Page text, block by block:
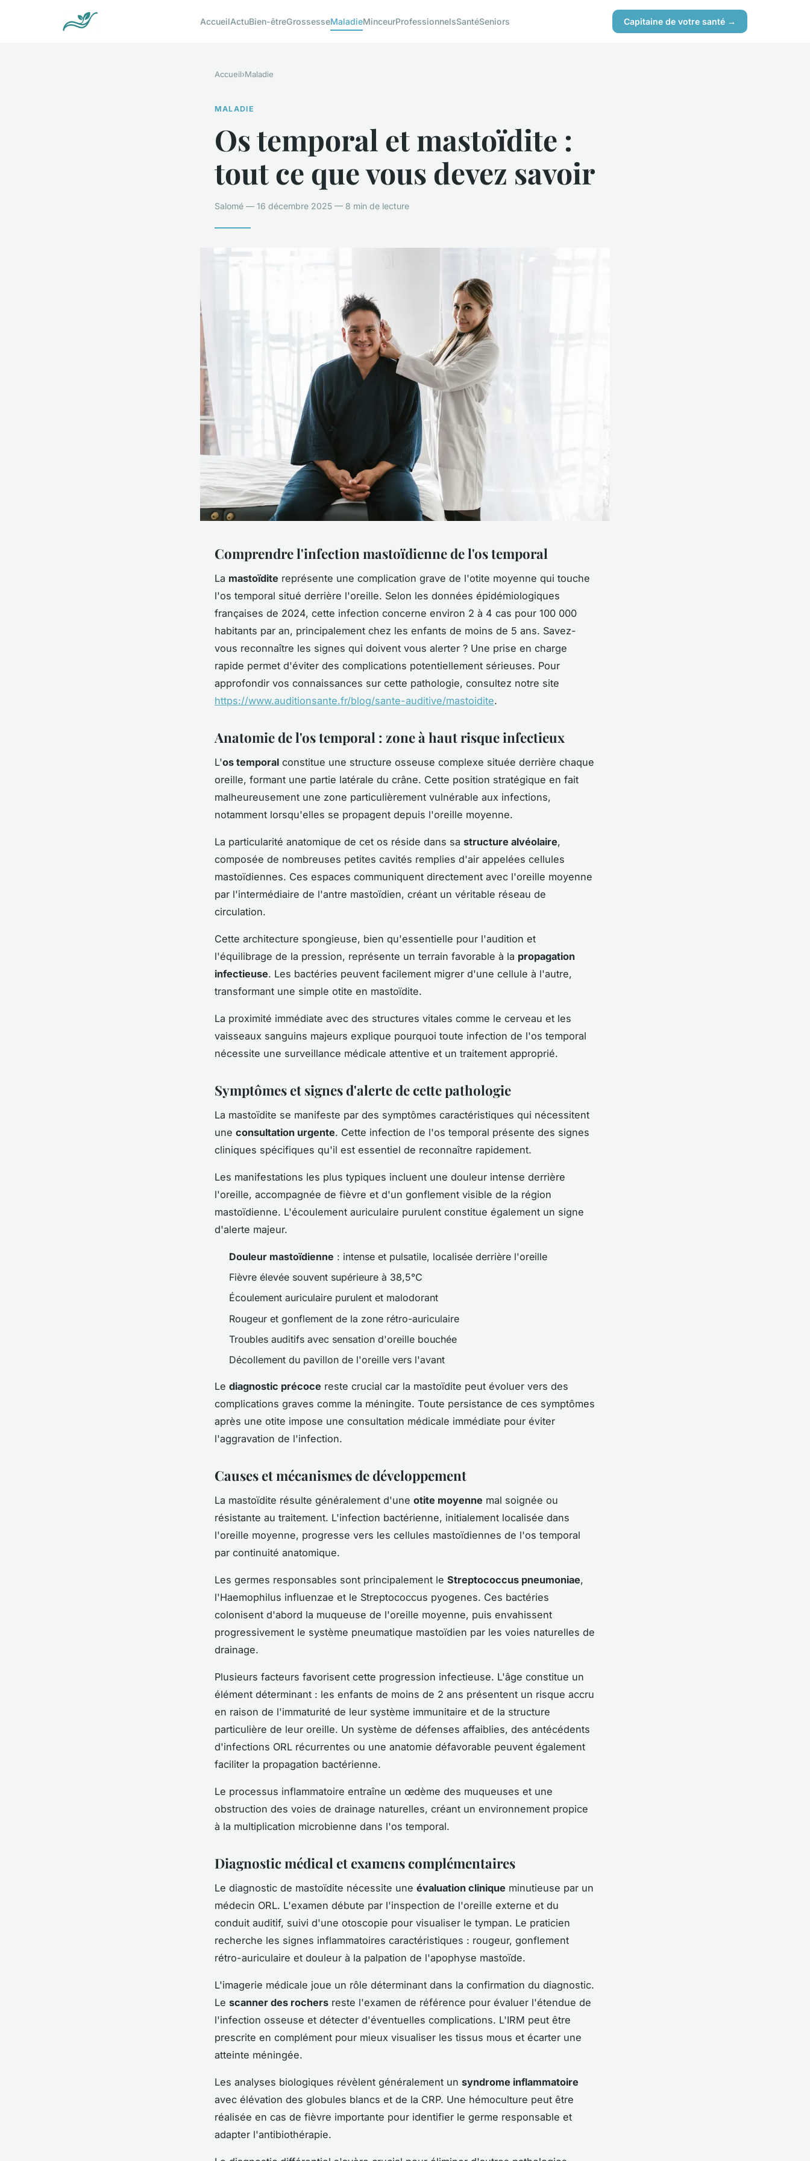
AccueilActuBien-êtreGrossesseMaladieMinceurProfessionnelsSantéSeniors Capitaine de votre santé →
Accueil›Maladie
MALADIE
Os temporal et mastoïdite :
tout ce que vous devez savoir
Salomé — 16 décembre 2025 — 8 min de lecture
Comprendre l'infection mastoïdienne de l'os temporal
La mastoïdite représente une complication grave de l'otite moyenne qui touche
l'os temporal situé derrière l'oreille. Selon les données épidémiologiques
françaises de 2024, cette infection concerne environ 2 à 4 cas pour 100 000
habitants par an, principalement chez les enfants de moins de 5 ans. Savez-
vous reconnaître les signes qui doivent vous alerter ? Une prise en charge
rapide permet d'éviter des complications potentiellement sérieuses. Pour
approfondir vos connaissances sur cette pathologie, consultez notre site
https://www.auditionsante.fr/blog/sante-auditive/mastoidite.
Anatomie de l'os temporal : zone à haut risque infectieux
L'os temporal constitue une structure osseuse complexe située derrière chaque
oreille, formant une partie latérale du crâne. Cette position stratégique en fait
malheureusement une zone particulièrement vulnérable aux infections,
notamment lorsqu'elles se propagent depuis l'oreille moyenne.
La particularité anatomique de cet os réside dans sa structure alvéolaire,
composée de nombreuses petites cavités remplies d'air appelées cellules
mastoïdiennes. Ces espaces communiquent directement avec l'oreille moyenne
par l'intermédiaire de l'antre mastoïdien, créant un véritable réseau de
circulation.
Cette architecture spongieuse, bien qu'essentielle pour l'audition et
l'équilibrage de la pression, représente un terrain favorable à la propagation
infectieuse. Les bactéries peuvent facilement migrer d'une cellule à l'autre,
transformant une simple otite en mastoïdite.
La proximité immédiate avec des structures vitales comme le cerveau et les
vaisseaux sanguins majeurs explique pourquoi toute infection de l'os temporal
nécessite une surveillance médicale attentive et un traitement approprié.
Symptômes et signes d'alerte de cette pathologie
La mastoïdite se manifeste par des symptômes caractéristiques qui nécessitent
une consultation urgente. Cette infection de l'os temporal présente des signes
cliniques spécifiques qu'il est essentiel de reconnaître rapidement.
Les manifestations les plus typiques incluent une douleur intense derrière
l'oreille, accompagnée de fièvre et d'un gonflement visible de la région
mastoïdienne. L'écoulement auriculaire purulent constitue également un signe
d'alerte majeur.
Douleur mastoïdienne : intense et pulsatile, localisée derrière l'oreille
Fièvre élevée souvent supérieure à 38,5°C
Écoulement auriculaire purulent et malodorant
Rougeur et gonflement de la zone rétro-auriculaire
Troubles auditifs avec sensation d'oreille bouchée
Décollement du pavillon de l'oreille vers l'avant
Le diagnostic précoce reste crucial car la mastoïdite peut évoluer vers des
complications graves comme la méningite. Toute persistance de ces symptômes
après une otite impose une consultation médicale immédiate pour éviter
l'aggravation de l'infection.
Causes et mécanismes de développement
La mastoïdite résulte généralement d'une otite moyenne mal soignée ou
résistante au traitement. L'infection bactérienne, initialement localisée dans
l'oreille moyenne, progresse vers les cellules mastoïdiennes de l'os temporal
par continuité anatomique.
Les germes responsables sont principalement le Streptococcus pneumoniae,
l'Haemophilus influenzae et le Streptococcus pyogenes. Ces bactéries
colonisent d'abord la muqueuse de l'oreille moyenne, puis envahissent
progressivement le système pneumatique mastoïdien par les voies naturelles de
drainage.
Plusieurs facteurs favorisent cette progression infectieuse. L'âge constitue un
élément déterminant : les enfants de moins de 2 ans présentent un risque accru
en raison de l'immaturité de leur système immunitaire et de la structure
particulière de leur oreille. Un système de défenses affaiblies, des antécédents
d'infections ORL récurrentes ou une anatomie défavorable peuvent également
faciliter la propagation bactérienne.
Le processus inflammatoire entraîne un œdème des muqueuses et une
obstruction des voies de drainage naturelles, créant un environnement propice
à la multiplication microbienne dans l'os temporal.
Diagnostic médical et examens complémentaires
Le diagnostic de mastoïdite nécessite une évaluation clinique minutieuse par un
médecin ORL. L'examen débute par l'inspection de l'oreille externe et du
conduit auditif, suivi d'une otoscopie pour visualiser le tympan. Le praticien
recherche les signes inflammatoires caractéristiques : rougeur, gonflement
rétro-auriculaire et douleur à la palpation de l'apophyse mastoïde.
L'imagerie médicale joue un rôle déterminant dans la confirmation du diagnostic.
Le scanner des rochers reste l'examen de référence pour évaluer l'étendue de
l'infection osseuse et détecter d'éventuelles complications. L'IRM peut être
prescrite en complément pour mieux visualiser les tissus mous et écarter une
atteinte méningée.
Les analyses biologiques révèlent généralement un syndrome inflammatoire
avec élévation des globules blancs et de la CRP. Une hémoculture peut être
réalisée en cas de fièvre importante pour identifier le germe responsable et
adapter l'antibiothérapie.